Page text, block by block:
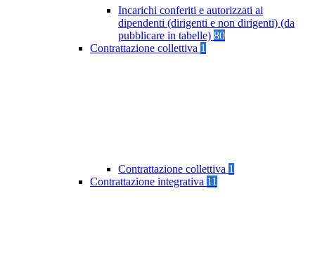
Incarichi conferiti e autorizzati ai
dipendenti (dirigenti e non dirigenti) (da
pubblicare in tabelle) 80
Contrattazione collettiva 1
Contrattazione collettiva 1
Contrattazione integrativa 11